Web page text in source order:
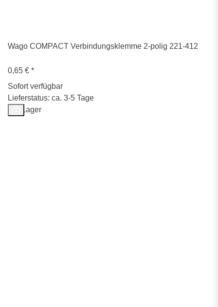
Wago COMPACT Verbindungsklemme 2-polig 221-412
0,65 € *
Sofort verfügbar
Lieferstatus: ca. 3-5 Tage
Auf Lager